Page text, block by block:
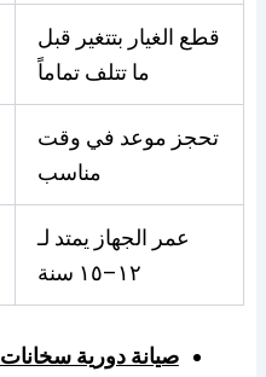
قطع الغيار بتتغير قبل
ما تتلف تماماً
تحجز موعد في وقت
مناسب
عمر الجهاز يمتد لـ
١٢–١٥ سنة
صيانة دورية سخانات